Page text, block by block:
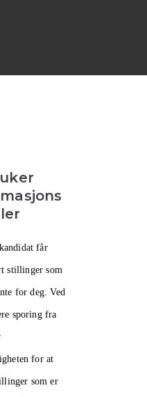
får
stillinger som
for deg. Ved
sporing fra
for at
som er